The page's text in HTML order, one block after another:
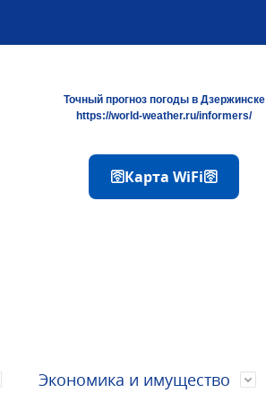
Точный прогноз погоды в Дзержинске
https://world-weather.ru/informers/
🛜Карта WiFi🛜
Экономика и имущество